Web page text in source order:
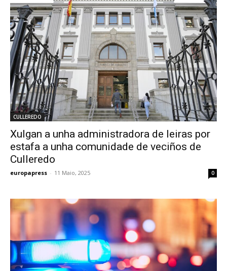
CULLEREDO
Xulgan a unha administradora de leiras por
estafa a unha comunidade de veciños de
Culleredo
europapress - 11 Maio, 2025 0